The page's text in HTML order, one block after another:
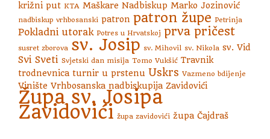
križni put KTA Maškare Nadbiskup Marko Jozinović
nadbiskup vrhbosanski patron patron župe Petrinja
Pokladni utorak Potres u Hrvatskoj prva pričest
susret zborova sv. Josip sv. Mihovil sv. Nikola sv. Vid
Svi Sveti Svjetski dan misija Tomo Vukšić Travnik
trodnevnica turnir u prstenu Uskrs Vazmeno bdijenje
Vinište Vrhbosanska nadbiskupija Zavidovići
Župa sv. Josipa
Zavidovići župa zavidovići župa Čajdraš